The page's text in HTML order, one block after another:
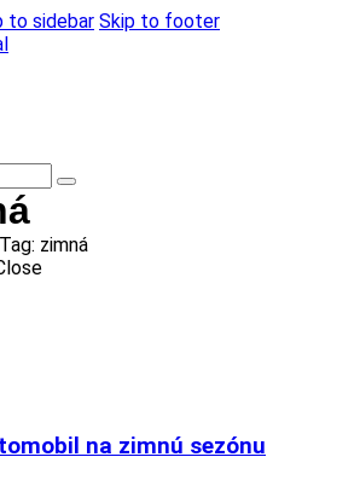
to sidebar Skip to footer
Tag: zimná
na zimnú sezónu